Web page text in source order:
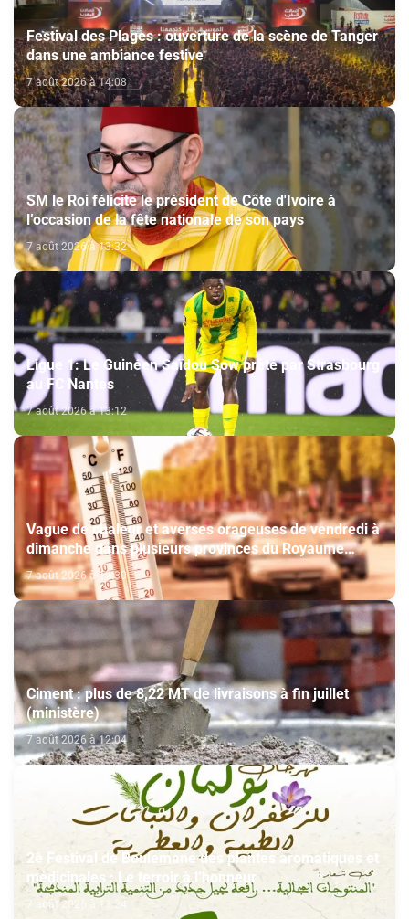
Festival des Plages : ouverture de la scène de Tanger
dans une ambiance festive
7 août 2026 à 14:08
SM le Roi félicite le président de Côte d'Ivoire à
l’occasion de la fête nationale de son pays
7 août 2026 à 13:32
Ligue 1: Le Guinéen Saïdou Sow prêté par Strasbourg
au FC Nantes
7 août 2026 à 13:12
Vague de chaleur et averses orageuses de vendredi à
dimanche dans plusieurs provinces du Royaume
(Bulletin d'alerte)
7 août 2026 à 12:30
Ciment : plus de 8,22 MT de livraisons à fin juillet
(ministère)
7 août 2026 à 12:04
2è Festival de Boulemane des plantes aromatiques et
médicinales : Le terroir à l’honneur
7 août 2026 à 11:24